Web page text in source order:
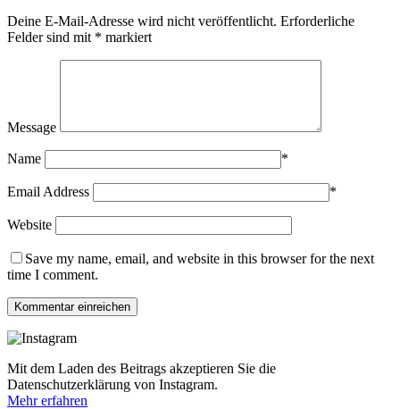
Deine E-Mail-Adresse wird nicht veröffentlicht. Erforderliche
Felder sind mit * markiert
Message
Name *
Email Address *
Website
Save my name, email, and website in this browser for the next
time I comment.
Mit dem Laden des Beitrags akzeptieren Sie die
Datenschutzerklärung von Instagram.
Mehr erfahren